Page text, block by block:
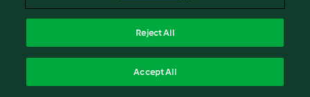
Αστεράκια κανέλας χωρίς
γλουτένη
Ατομικά λάβα κέικ
Reject All
Accept All